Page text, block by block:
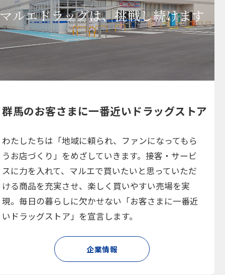
マルエドラッグは、挑戦し続けます
群馬のお客さまに一番近いドラッグストア
わたしたちは「地域に頼られ、ファンになってもら
うお店づくり」をめざしていきます。接客・サービ
スに力を入れて、マルエで買いたいと思っていただ
ける商品を充実させ、楽しく買いやすい売場を実
現。毎日の暮らしに欠かせない「お客さまに一番近
いドラッグストア」を宣言します。
企業情報